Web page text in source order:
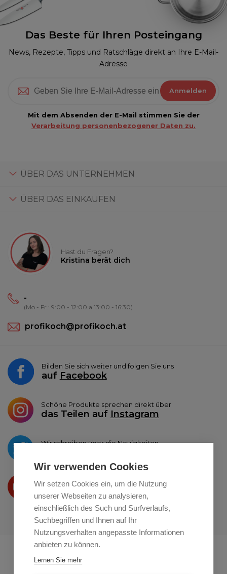
Wir verwenden Cookies
Wir setzen Cookies ein, um die Nutzung
unserer Webseiten zu analysieren,
einschließlich des Such und Surfverlaufs,
Suchbegriffen und Ihnen auf Ihr
Nutzungsverhalten angepasste Informationen
anbieten zu können.
Lernen Sie mehr
Das Beste für Ihren Posteingang
News, Rezepte, Tipps und Ratschläge direkt an Ihre E-Mail-
Adresse
Anmelden
Mit dem Absenden der E-Mail stimmen Sie der
Verarbeitung personenbezogener Daten zu.
ÜBER DAS UNTERNEHMEN
ÜBER DAS EINKAUFEN
Hast du Fragen?
Kristina berät dich
-
(Mo - Fr.: 9:00 - 12:00 a 13:00 - 16:30)
profikoch@profikoch.at
Bilden Sie sich weiter und folgen Sie uns
auf Facebook
Schöne Produkte sprechen direkt über
das Teilen auf Instagram
Wir schreiben über die Neuigkeiten
Wir präsentieren Ihre produkte
Youtube
Profikuchar.sk